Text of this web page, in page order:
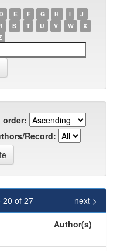
D E F G H I
J
S T U V W
X
order:
Record:
20 of 27
next >
Author(s)